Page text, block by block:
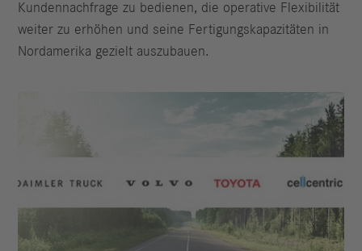
Kundennachfrage zu bedienen, die operative Flexibilität
weiter zu erhöhen und seine Fertigungskapazitäten in
Nordamerika gezielt auszubauen.